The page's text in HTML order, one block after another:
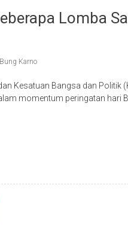
Lomba
Karno
Kesatuan Bangsa dan Politik
momentum peringatan hari